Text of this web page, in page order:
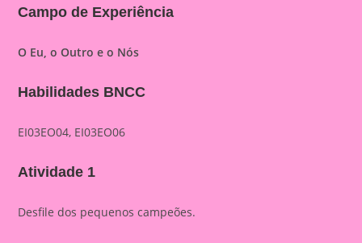
Campo de Experiência
O Eu, o Outro e o Nós
Habilidades BNCC
EI03EO04, EI03EO06
Atividade 1
Desfile dos pequenos campeões.